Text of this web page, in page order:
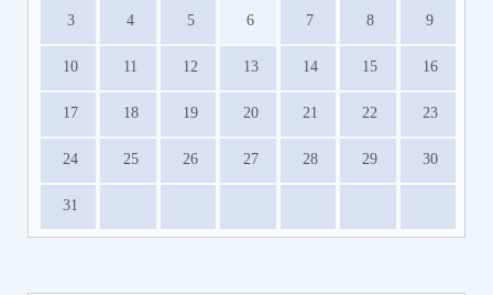
3 4 5 6 7 8 9
10 11 12 13 14 15 16
17 18 19 20 21 22 23
24 25 26 27 28 29 30
31